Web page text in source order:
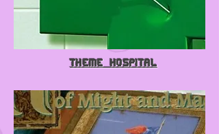
Theme Hospital